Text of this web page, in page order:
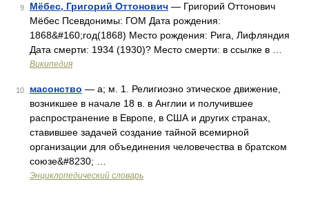
9 Мёбес, Григорий Оттонович — Григорий Оттонович
Мёбес Псевдонимы: ГОМ Дата рождения:
1868&#160;год(1868) Место рождения: Рига, Лифляндия
Дата смерти: 1934 (1930)? Место смерти: в ссылке в …
Википедия
10 масонство — а; м. 1. Религиозно этическое движение,
возникшее в начале 18 в. в Англии и получившее
распространение в Европе, в США и других странах,
ставившее задачей создание тайной всемирной
организации для объединения человечества в братском
союзе&#8230; …
Энциклопедический словарь